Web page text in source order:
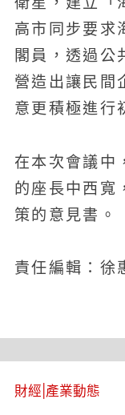
高市同步要求
閣員，透過公
營造出讓民間
意更積極進行
在本次會議中
的座長中西寬
策的意見書。
責任編輯：徐
財經 產業動態